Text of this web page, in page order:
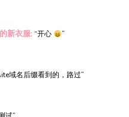
新衣服: “开心 ”
域名后缀看到的，路过”